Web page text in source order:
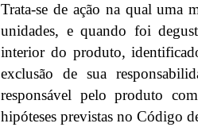
Trata-se de ação na qual uma
unidades, e quando foi
interior do produto,
exclusão de sua
responsável pelo produto
hipóteses previstas no Código